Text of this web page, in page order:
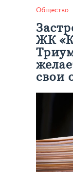
Общество
ЖК
свои